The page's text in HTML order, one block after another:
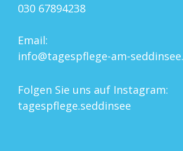
030 67894238
Email:
info@tagespflege-am-
Folgen Sie uns auf Instagram:
tagespflege.seddinsee